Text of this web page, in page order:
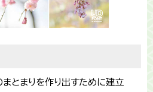
とまりを作り出すために建立